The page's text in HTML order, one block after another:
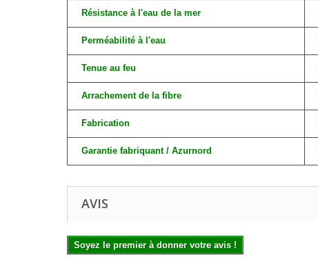
Résistance à l'eau de la mer
Perméabilité à l'eau
Tenue au feu
Arrachement de la fibre
Fabrication
Garantie fabriquant / Azurnord
AVIS
Soyez le premier à donner votre avis !